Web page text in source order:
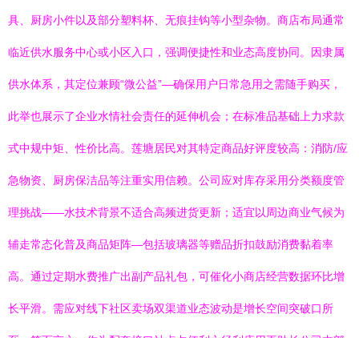
具、厨房小件以及部分塑料杯、无痕挂钩等小型杂物。商店布局通常
临近供水服务中心或小区入口，强调便捷性和业态高度协同。因隶属
供水体系，其定位兼顾“微公益”—确保用户日常急用之需随手购买，
此举也展示了企业水情社会责任的延伸机会；在标准品基础上力求款
式中规中矩、性价比高。莲塘居民对其特定商品好评度较高：消防/应
急物资、厨房保洁品等注重实用信赖。公司应对库存采用分类额度管
理挑战——水技术背景不适合高频进货更新；适宜以周边商业气候为
辅走常态化普及商品矩阵—包括玻璃器等赠品折扣鼓励消费黏着率
高。通过定期水费推广出副产品礼包，可催化小商店经营数据环比增
长平滑。需应对线下社区卖场双渠道业态波动是增长空间突破口所